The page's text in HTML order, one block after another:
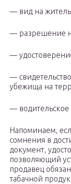
— вид на
— разрешение
—
—
убежища на
— водительское
Напоминаем,
сомнения в
документ,
позволяющий
продавец
табачной